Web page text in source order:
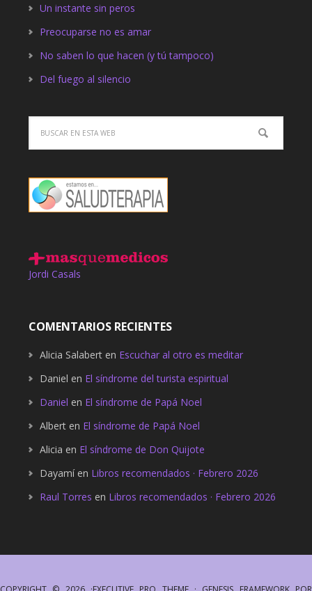
Un instante sin peros
Preocuparse no es amar
No saben lo que hacen (y tú tampoco)
Del fuego al silencio
Jordi Casals
COMENTARIOS RECIENTES
Alicia Salaberten Escuchar al otro es meditar
Daniel en El síndrome del turista espiritual
Daniel en El síndrome de Papá Noel
Alberten El síndrome de Papá Noel
Alicia en El síndrome de Don Quijote
Dayamíen Libros recomendados · Febrero 2026
Raul Torres en Libros recomendados · Febrero 2026